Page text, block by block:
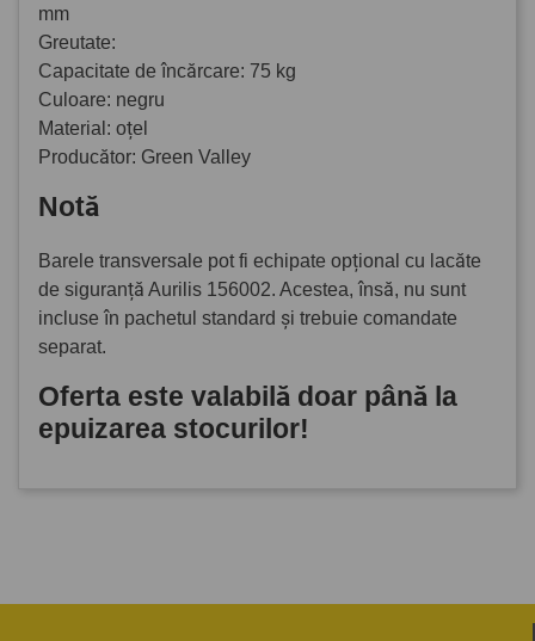
mm
Greutate:
Capacitate de încărcare: 75 kg
Culoare: negru
Material: oțel
Producător: Green Valley
Notă
Barele transversale pot fi echipate opțional cu lacăte
de siguranță Aurilis 156002. Acestea, însă, nu sunt
incluse în pachetul standard și trebuie comandate
separat.
Oferta este valabilă doar până la
epuizarea stocurilor!